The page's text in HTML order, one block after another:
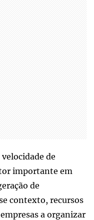
de
importante em
de
contexto, recursos
a organizar